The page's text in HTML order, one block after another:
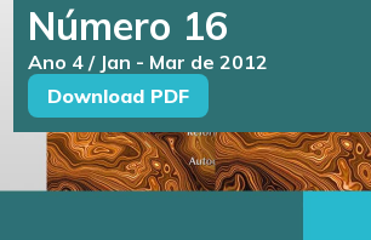
Número 16
Ano 4 / Jan - Mar de 2012
Download PDF